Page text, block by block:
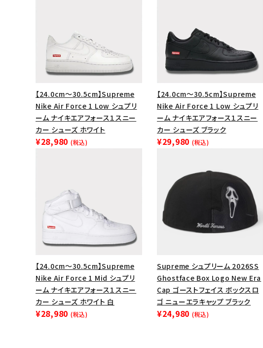
【24.0cm～30.5cm】Supreme
Nike Air Force 1 Low シュプリ
ーム ナイキエアフォース１スニー
カー シューズ ホワイト
¥28,980 (税込)
【24.0cm～30.5cm】Supreme
Nike Air Force 1 Low シュプリ
ーム ナイキエアフォース１スニー
カー シューズ ブラック
¥29,980 (税込)
【24.0cm～30.5cm】Supreme
Nike Air Force 1 Mid シュプリ
ーム ナイキエアフォース１スニー
カー シューズ ホワイト 白
¥28,980 (税込)
Supreme シュプリーム 2026SS
Ghostface Box Logo New Era
Cap ゴーストフェイス ボックスロ
ゴ ニューエラキャップ ブラック
¥24,980 (税込)